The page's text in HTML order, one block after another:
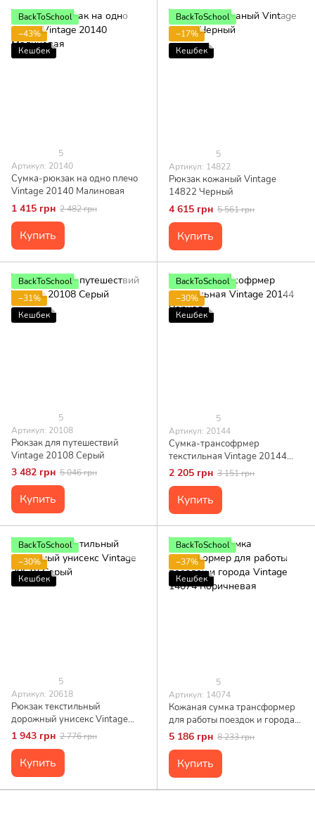
BackToSchool
−43%
Кешбек
5
Артикул: 20140
Сумка-рюкзак на одно плечо
Vintage 20140 Малиновая
1 415 грн 2 482 грн
Купить
BackToSchool
−17%
Кешбек
5
Артикул: 14822
Рюкзак кожаный Vintage
14822 Черный
4 615 грн 5 561 грн
Купить
BackToSchool
−31%
Кешбек
5
Артикул: 20108
Рюкзак для путешествий
Vintage 20108 Серый
3 482 грн 5 046 грн
Купить
BackToSchool
−30%
Кешбек
5
Артикул: 20144
Сумка-трансофрмер
текстильная Vintage 20144
Черная
2 205 грн 3 151 грн
Купить
BackToSchool
−30%
Кешбек
5
Артикул: 20618
Рюкзак текстильный
дорожный унисекс Vintage
20618 Серый
1 943 грн 2 776 грн
Купить
BackToSchool
−37%
Кешбек
5
Артикул: 14074
Кожаная сумка трансформер
для работы поездок и города
Vintage 14074 Коричневая
5 186 грн 8 233 грн
Купить